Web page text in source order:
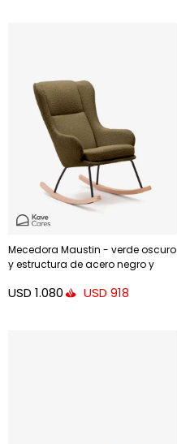
Mecedora Maustin - verde oscuro
y estructura de acero negro y
USD 1.080 USD 918